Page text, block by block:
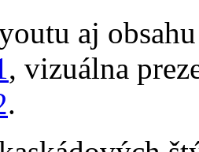
aj
, vizuálna
.